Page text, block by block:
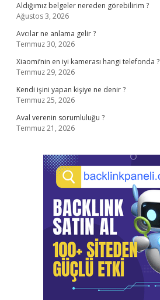
Aldığımız belgeler nereden görebilirim ?
Ağustos 3, 2026
Avcılar ne anlama gelir ?
Temmuz 30, 2026
Xiaomi’nin en iyi kamerası hangi telefonda ?
Temmuz 29, 2026
Kendi işini yapan kişiye ne denir ?
Temmuz 25, 2026
Aval verenin sorumluluğu ?
Temmuz 21, 2026